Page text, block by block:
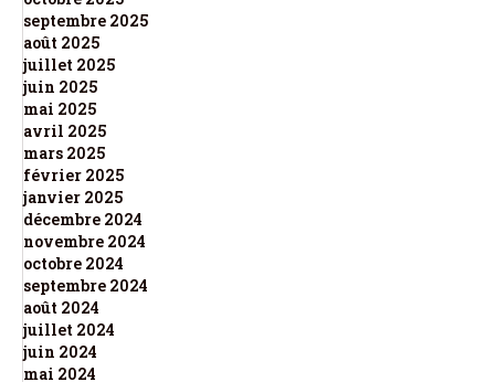
septembre 2025
août 2025
juillet 2025
juin 2025
mai 2025
avril 2025
mars 2025
février 2025
janvier 2025
décembre 2024
novembre 2024
octobre 2024
septembre 2024
août 2024
juillet 2024
juin 2024
mai 2024